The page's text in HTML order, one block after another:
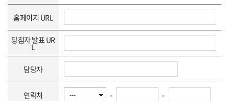
홈페이지 URL
당첨자 발표 UR
L
담당자
연락처 - -